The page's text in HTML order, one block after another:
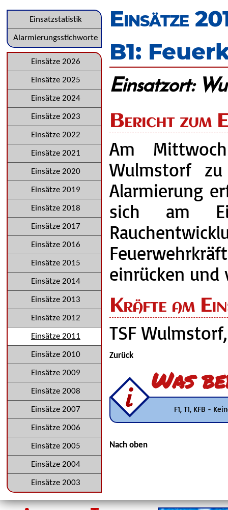
Einsätze
B1:
Einsatzort:
Bericht zum
Am
Wulmstorf
Alarmierung
sich am
einrücken und
Kräfte am
TSF
Zurück
Was
F1, T1, KFB -
Nach oben
Navigation
überspringen
Einsatzstatistik
Alarmierungsstichworte
Navigation
überspringen
Einsätze 2026
Einsätze 2025
Einsätze 2024
Einsätze 2023
Einsätze 2022
Einsätze 2021
Einsätze 2020
Einsätze 2019
Einsätze 2018
Einsätze 2017
Einsätze 2016
Einsätze 2015
Einsätze 2014
Einsätze 2013
Einsätze 2012
Einsätze 2011
Einsätze 2010
Einsätze 2009
Einsätze 2008
Einsätze 2007
Einsätze 2006
Einsätze 2005
Einsätze 2004
Einsätze 2003